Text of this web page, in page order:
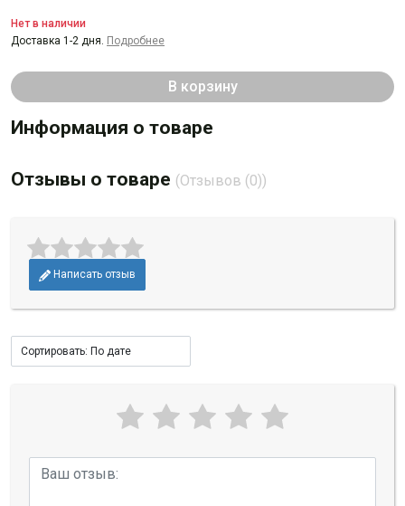
В корзину
Нет в наличии
Доставка 1-2 дня. Подробнее
Информация о товаре
Отзывы о товаре (Отзывов (0))
Написать отзыв